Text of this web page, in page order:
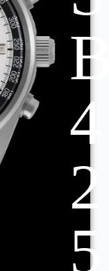
4
2
5